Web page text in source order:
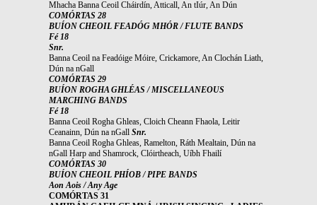
Mhacha Banna Ceoil Cháirdín, Atticall, An tIúr, An Dún
COMÓRTAS 28
BUÍON CHEOIL FEADÓG MHÓR / FLUTE BANDS
Fé 18
Snr.
Banna Ceoil na Feadóige Móire, Crickamore, An Clochán Liath,
Dún na nGall
COMÓRTAS 29
BUÍON ROGHA GHLÉAS / MISCELLANEOUS
MARCHING BANDS
Fé 18
Banna Ceoil Rogha Ghleas, Cloich Cheann Fhaola, Leitir
Ceanainn, Dún na nGall Snr.
Banna Ceoil Rogha Ghleas, Ramelton, Ráth Mealtain, Dún na
nGall Harp and Shamrock, Clóirtheach, Uíbh Fhailí
COMÓRTAS 30
BUÍON CHEOIL PHÍOB / PIPE BANDS
Aon Aois / Any Age
COMÓRTAS 31